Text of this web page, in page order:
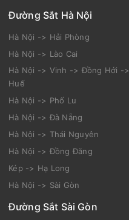
Đường Sắt Hà Nội
Hà Nội -> Hải Phòng
Hà Nội -> Lào Cai
Hà Nội -> Vinh -> Đồng Hới ->
Huế
Hà Nội -> Phố Lu
Hà Nội -> Đà Nẵng
Hà Nội -> Thái Nguyên
Hà Nội -> Đồng Đăng
Kép -> Hạ Long
Hà Nội -> Sài Gòn
Đường Sắt Sài Gòn